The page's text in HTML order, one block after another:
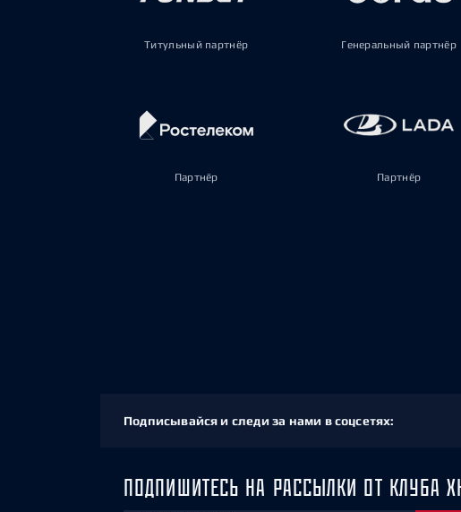
Титульный партнёр Генеральный партнёр
Партнёр Партнёр
Подписывайся и следи за нами в соцсетях:
ПОДПИШИТЕСЬ НА РАССЫЛКИ ОТ КЛУБА